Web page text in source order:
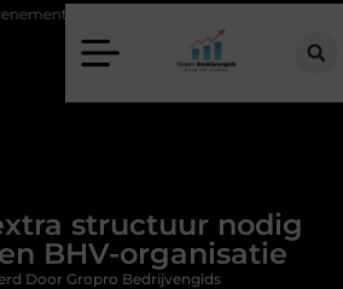
Alles over flexibele inzet van personeel
structuur nodig
BHV-organisatie
Door Gropro Bedrijvengids